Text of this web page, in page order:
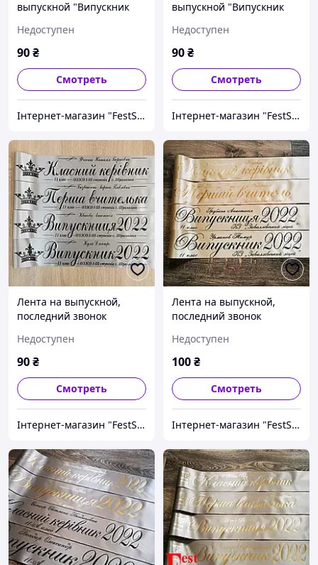
выпускной "Випускник
Недоступен
90₴
Смотреть
Інтернет-магазин "FestShop"
выпускной "Випускник
Недоступен
90₴
Смотреть
Інтернет-магазин "FestShop"
Лента на выпускной,
последний звонок
Недоступен
90₴
Смотреть
Інтернет-магазин "FestShop"
Лента на выпускной,
последний звонок
Недоступен
100₴
Смотреть
Інтернет-магазин "FestShop"